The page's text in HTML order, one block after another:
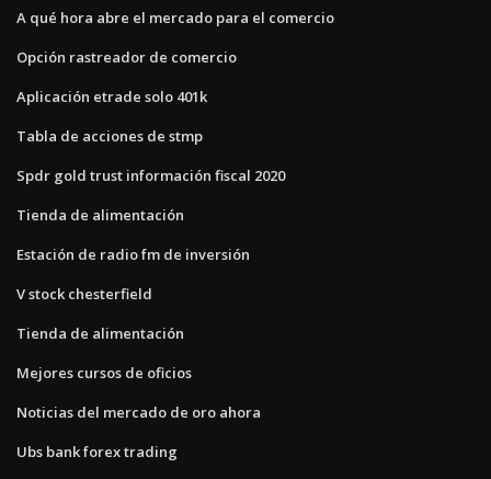
A qué hora abre el mercado para el comercio
Opción rastreador de comercio
Aplicación etrade solo 401k
Tabla de acciones de stmp
Spdr gold trust información fiscal 2020
Tienda de alimentación
Estación de radio fm de inversión
V stock chesterfield
Tienda de alimentación
Mejores cursos de oficios
Noticias del mercado de oro ahora
Ubs bank forex trading